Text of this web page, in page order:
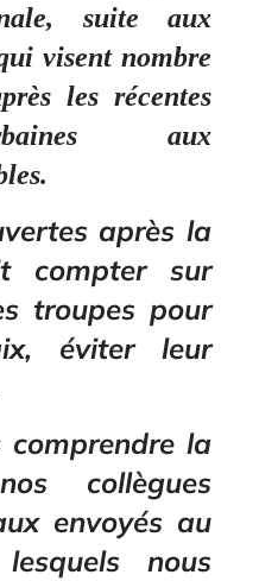
suite aux
visent nombre
les récentes
aux
après la
compter sur
troupes pour
éviter leur
comprendre la
collègues
envoyés au
nous